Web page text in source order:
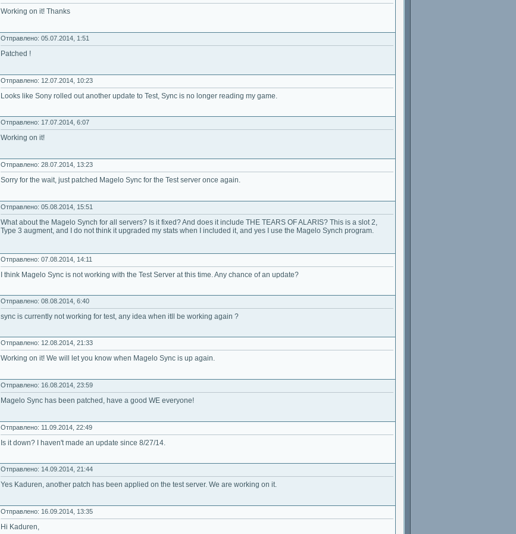
Working on it! Thanks
Отправлено: 05.07.2014, 1:51
Patched !
Отправлено: 12.07.2014, 10:23
Looks like Sony rolled out another update to Test, Sync is no longer reading my game.
Отправлено: 17.07.2014, 6:07
Working on it!
Отправлено: 28.07.2014, 13:23
Sorry for the wait, just patched Magelo Sync for the Test server once again.
Отправлено: 05.08.2014, 15:51
What about the Magelo Synch for all servers? Is it fixed? And does it include THE TEARS OF ALARIS? This is a slot 2,
Type 3 augment, and I do not think it upgraded my stats when I included it, and yes I use the Magelo Synch program.
Отправлено: 07.08.2014, 14:11
I think Magelo Sync is not working with the Test Server at this time. Any chance of an update?
Отправлено: 08.08.2014, 6:40
sync is currently not working for test, any idea when itll be working again ?
Отправлено: 12.08.2014, 21:33
Working on it! We will let you know when Magelo Sync is up again.
Отправлено: 16.08.2014, 23:59
Magelo Sync has been patched, have a good WE everyone!
Отправлено: 11.09.2014, 22:49
Is it down? I haven't made an update since 8/27/14.
Отправлено: 14.09.2014, 21:44
Yes Kaduren, another patch has been applied on the test server. We are working on it.
Отправлено: 16.09.2014, 13:35
Hi Kaduren,